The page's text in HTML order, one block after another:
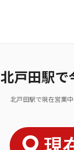
北戸田駅で
北戸田駅で現在営業